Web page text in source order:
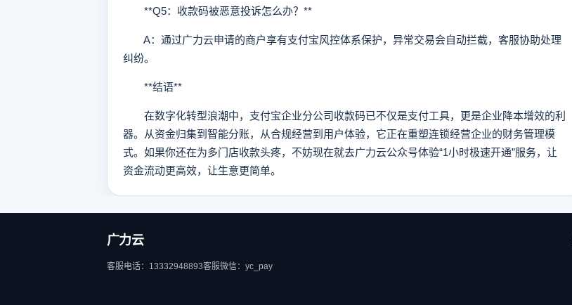
**Q5：收款码被恶意投诉怎么办？**
A：通过广力云申请的商户享有支付宝风控体系保护，异常交易会自动拦截，客服协助处理
纠纷。
**结语**
在数字化转型浪潮中，支付宝企业分公司收款码已不仅是支付工具，更是企业降本增效的利
器。从资金归集到智能分账，从合规经营到用户体验，它正在重塑连锁经营企业的财务管理模
式。如果你还在为多门店收款头疼，不妨现在就去广力云公众号体验“1小时极速开通”服务，让
资金流动更高效，让生意更简单。
广力云
客服电话：13332948893客服微信：yc_pay